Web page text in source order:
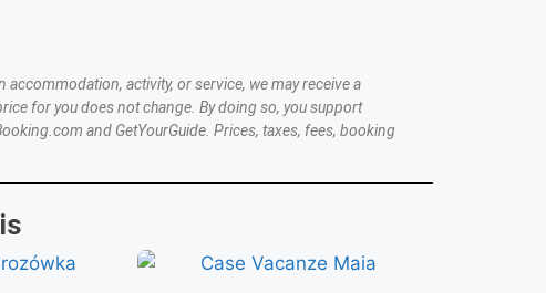
activity, or service, we may receive a
for you does not change. By doing so, you support
and GetYourGuide. Prices, taxes, fees, booking